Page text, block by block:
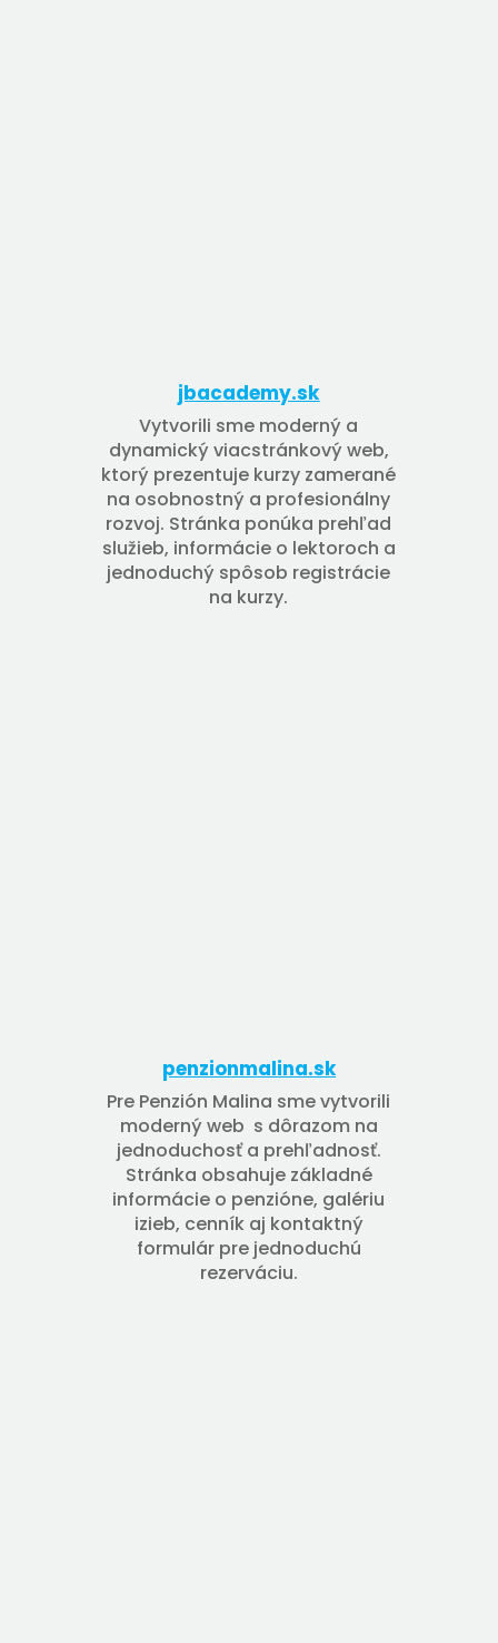
jbacademy.sk
Vytvorili sme moderný a
dynamický viacstránkový web,
ktorý prezentuje kurzy zamerané
na osobnostný a profesionálny
rozvoj. Stránka ponúka prehľad
služieb, informácie o lektoroch a
jednoduchý spôsob registrácie
na kurzy.
penzionmalina.sk
Pre Penzión Malina sme vytvorili
moderný web s dôrazom na
jednoduchosť a prehľadnosť.
Stránka obsahuje základné
informácie o penzióne, galériu
izieb, cenník aj kontaktný
formulár pre jednoduchú
rezerváciu.